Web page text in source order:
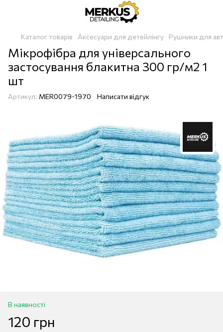
Каталог товарів Аксесуари для детейлінгу Рушники для
Мікрофібра для універсального
застосування блакитна 300 гр/м2 1
шт
Артикул: MER0079-1970 Написати відгук
В наявності
120 грн